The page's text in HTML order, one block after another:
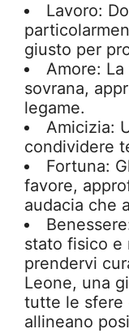
Lavoro:
giusto per
Amore:
sovrana,
legame.
Amicizia:
condividere
Fortuna:
favore,
audacia che
stato fisico e
prendervi
Leone, una
tutte le sfere
allineano